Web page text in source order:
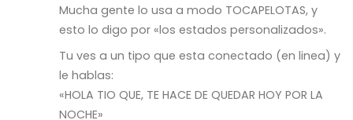
Mucha gente lo usa a modo TOCAPELOTAS, y
esto lo digo por «los estados personalizados».
Tu ves a un tipo que esta conectado (en linea) y
le hablas:
«HOLA TIO QUE, TE HACE DE QUEDAR HOY POR LA
NOCHE»